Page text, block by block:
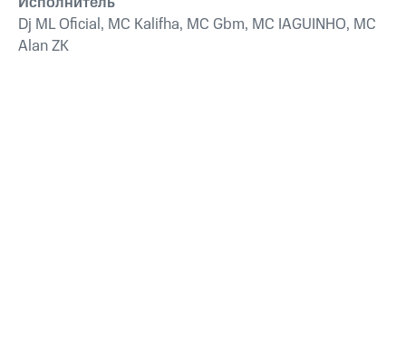
Dj ML Oficial, MC Kalifha, MC Gbm, MC IAGUINHO, MC
Alan ZK